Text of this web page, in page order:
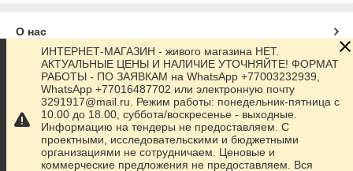
О нас
Контакты
Доставка и оплата
Полная версия сайта
ИНТЕРНЕТ-МАГАЗИН - живого магазина НЕТ.
АКТУАЛЬНЫЕ ЦЕНЫ И НАЛИЧИЕ УТОЧНЯЙТЕ! ФОРМАТ
РАБОТЫ - ПО ЗАЯВКАМ на WhatsApp +77003232939,
WhatsApp +77016487702 или электронную почту
3291917@mail.ru. Режим работы: понедельник-пятница с
10.00 до 18.00, суббота/воскресенье - выходные.
Информацию на тендеры не предоставляем. С
проектными, исследовательскими и бюджетными
организациями не сотрудничаем. Ценовые и
коммерческие предложения не предоставляем. Вся